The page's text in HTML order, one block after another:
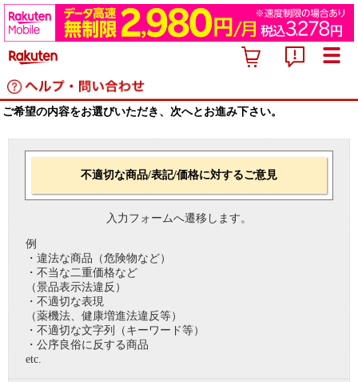
ご希望の内容をお選びいただき、次へとお進み下さい。
不適切な商品/表記/価格に対するご意見
入力フォームへ遷移します。
例
・違法な商品（危険物など）
・不当な二重価格など
（景品表示法違反）
・不適切な表現
（薬機法、健康増進法違反等）
・不適切な文字列（キーワード等）
・公序良俗に反する商品
etc.